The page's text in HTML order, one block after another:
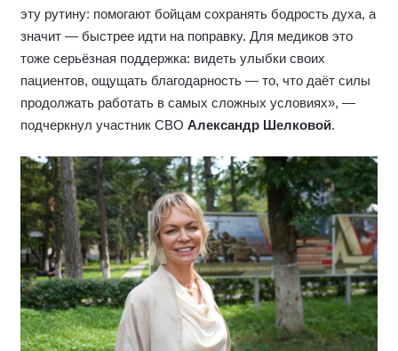
эту рутину: помогают бойцам сохранять бодрость духа, а
значит — быстрее идти на поправку. Для медиков это
тоже серьёзная поддержка: видеть улыбки своих
пациентов, ощущать благодарность — то, что даёт силы
продолжать работать в самых сложных условиях», —
подчеркнул участник СВО Александр Шелковой.